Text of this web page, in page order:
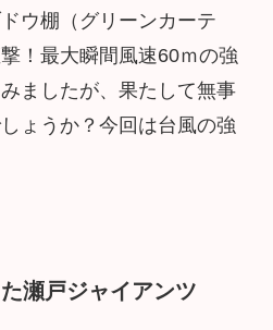
ウ棚（グリーンカーテ
！最大瞬間風速60ｍの強
ましたが、果たして無事
ょうか？今回は台風の強
瀬戸ジャイアンツ